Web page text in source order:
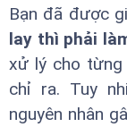
Bạn đã được
lay thì phải
xử lý cho từng
chỉ ra. Tuy
nguyên nhân